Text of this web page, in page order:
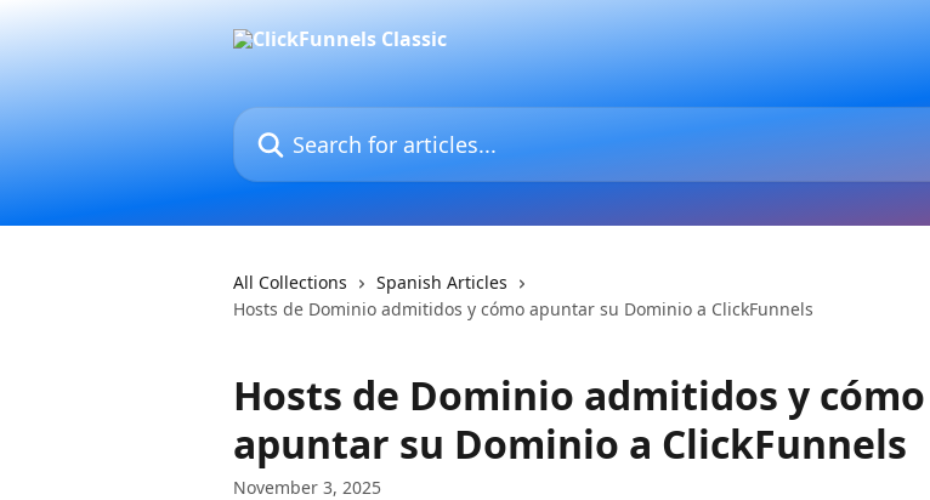
Search for articles...
All Collections
Spanish Articles
Hosts de Dominio admitidos y cómo apuntar su Dominio a ClickFunnels
Hosts de Dominio admitidos y cómo
apuntar su Dominio a ClickFunnels
November 3, 2025